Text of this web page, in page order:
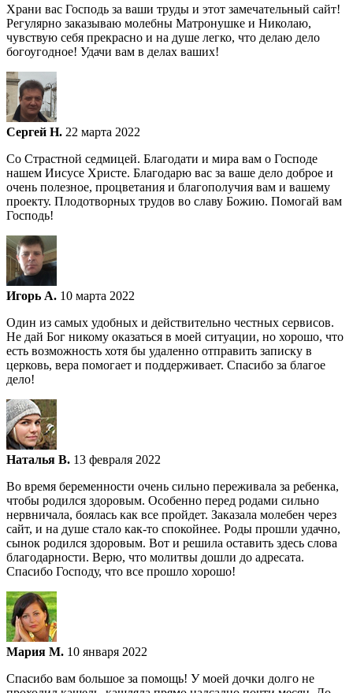
Храни вас Господь за ваши труды и этот замечательный сайт!
Регулярно заказываю молебны Матронушке и Николаю,
чувствую себя прекрасно и на душе легко, что делаю дело
богоугодное! Удачи вам в делах ваших!
Сергей Н. 22 марта 2022
Со Страстной седмицей. Благодати и мира вам о Господе
нашем Иисусе Христе. Благодарю вас за ваше дело доброе и
очень полезное, процветания и благополучия вам и вашему
проекту. Плодотворных трудов во славу Божию. Помогай вам
Господь!
Игорь А. 10 марта 2022
Один из самых удобных и действительно честных сервисов.
Не дай Бог никому оказаться в моей ситуации, но хорошо, что
есть возможность хотя бы удаленно отправить запиcку в
церковь, вера помогает и поддерживает. Спасибо за благое
дело!
Наталья В. 13 февраля 2022
Во время беременности очень сильно переживала за ребенка,
чтобы родился здоровым. Особенно перед родами сильно
нервничала, боялась как все пройдет. Заказала молебен через
сайт, и на душе стало как-то спокойнее. Роды прошли удачно,
сынок родился здоровым. Вот и решила оставить здесь слова
благодарности. Верю, что молитвы дошли до адресата.
Спасибо Господу, что все прошло хорошо!
Мария М. 10 января 2022
Спасибо вам большое за помощь! У моей дочки долго не